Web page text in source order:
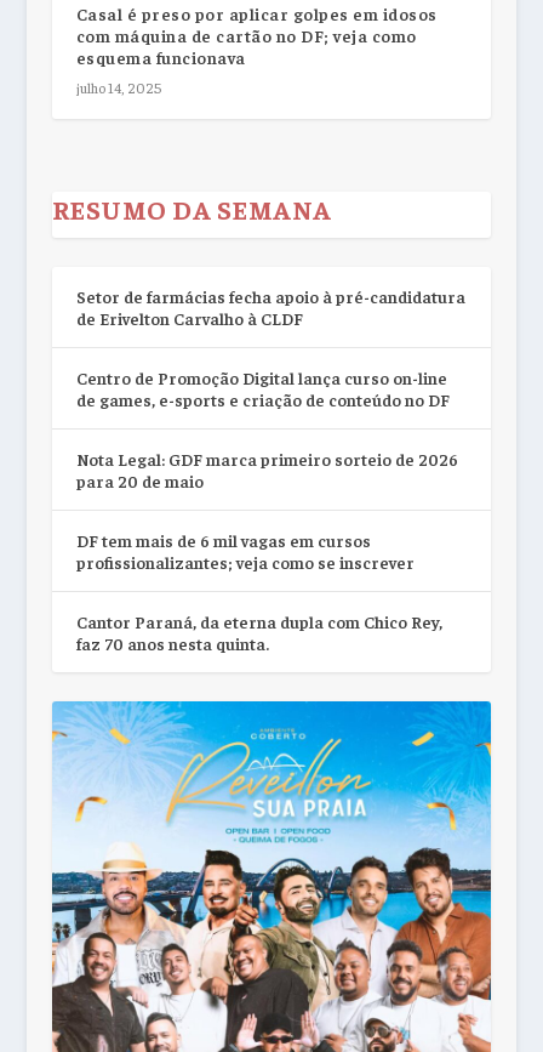
Casal é preso por aplicar golpes em idosos
com máquina de cartão no DF; veja como
esquema funcionava
julho 14, 2025
RESUMO DA SEMANA
Setor de farmácias fecha apoio à pré-candidatura
de Erivelton Carvalho à CLDF
Centro de Promoção Digital lança curso on-line
de games, e-sports e criação de conteúdo no DF
Nota Legal: GDF marca primeiro sorteio de 2026
para 20 de maio
DF tem mais de 6 mil vagas em cursos
profissionalizantes; veja como se inscrever
Cantor Paraná, da eterna dupla com Chico Rey,
faz 70 anos nesta quinta.